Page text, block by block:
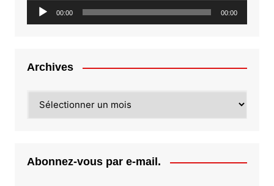
Lecteur
audio
00:00 00:00
Archives
Abonnez-vous par e-mail.